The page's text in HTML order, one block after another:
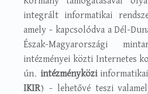
integrált informatikai
amely – kapcsolódva a Dél-
Észak-Magyarországi
intézményei közti Internetes
ún. intézményköziinformatikai
IKIR) – lehetővé teszi